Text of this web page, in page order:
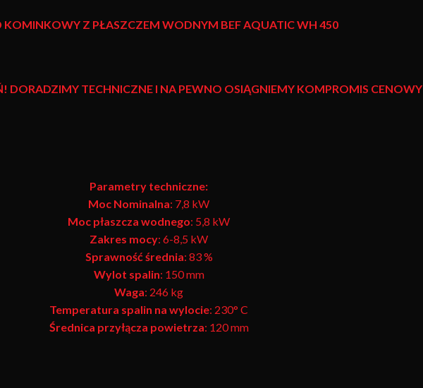
KOMINKOWY Z PŁASZCZEM WODNYM BEF AQUATIC WH 450
DORADZIMY TECHNICZNE I NA PEWNO OSIĄGNIEMY KOMPROMIS CENOWY
Parametry techniczne:
Moc Nominalna: 7,8 kW
Moc płaszcza wodnego: 5,8 kW
Zakres mocy: 6-8,5 kW
Sprawność średnia: 83 %
Wylot spalin: 150 mm
Waga: 246 kg
Temperatura spalin na wylocie: 230° C
Średnica przyłącza powietrza: 120 mm